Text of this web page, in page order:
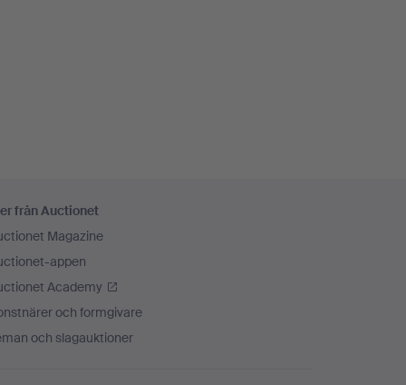
från Auctionet
Magazine
appen
Academy
och formgivare
och slagauktioner